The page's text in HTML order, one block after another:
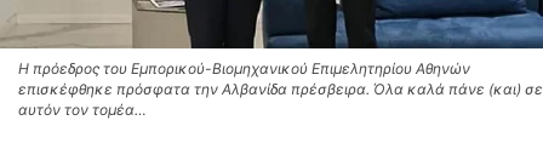
Η πρόεδρος του Εμπορικού-Βιομηχανικού Επιμελητηρίου Αθηνών
επισκέφθηκε πρόσφατα την Αλβανίδα πρέσβειρα. Όλα καλά πάνε (και) σε
αυτόν τον τομέα…